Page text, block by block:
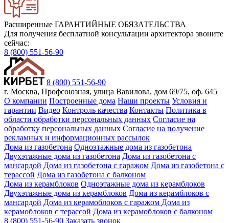
Расширенные ГАРАНТИЙНЫЕ ОБЯЗАТЕЛЬСТВА
Для получения бесплатной консультации архитектора звоните
сейчас:
8 (800) 551-56-90
8 (800) 551-56-90
г. Москва, Профсоюзная, улица Вавилова, дом 69/75, оф. 645
О компании Построенные дома Наши проекты Условия и
гарантии Видео Контроль качества Контакты Политика в
области обработки персональных данных Согласие на
обработку персональных данных Согласие на получение
рекламных и информационных рассылок
Дома из газобетона Одноэтажные дома из газобетона
Двухэтажные дома из газобетона Дома из газобетона с
мансардой Дома из газобетона с гаражом Дома из газобетона с
терассой Дома из газобетона с балконом
Дома из керамблоков Одноэтажные дома из керамблоков
Двухэтажные дома из керамблоков Дома из керамблоков с
мансардой Дома из керамоблоков с гаражом Дома из
керамоблоков с терассой Дома из керамоблоков с балконом
8 (800) 551-56-90 Заказать звонок